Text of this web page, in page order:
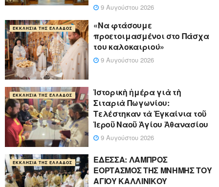
9 Αυγούστου 2026
ΕΚΚΛΗΣΊΑ ΤΗΣ ΕΛΛΆΔΟΣ
«Να φτάσουμε
προετοιμασμένοι στο Πάσχα
του καλοκαιριού»
9 Αυγούστου 2026
ΕΚΚΛΗΣΊΑ ΤΗΣ ΕΛΛΆΔΟΣ
Ἱστορικὴ ἡμέρα γιὰ τὴ
Σιταριὰ Πωγωνίου:
Τελέστηκαν τὰ Ἐγκαίνια τοῦ
Ἱεροῦ Ναοῦ Ἁγίου Ἀθανασίου
9 Αυγούστου 2026
ΕΚΚΛΗΣΊΑ ΤΗΣ ΕΛΛΆΔΟΣ
ΕΔΕΣΣΑ: ΛΑΜΠΡΟΣ
ΕΟΡΤΑΣΜΟΣ ΤΗΣ ΜΝΗΜΗΣ ΤΟΥ
ΑΓΙΟΥ ΚΑΛΛΙΝΙΚΟΥ